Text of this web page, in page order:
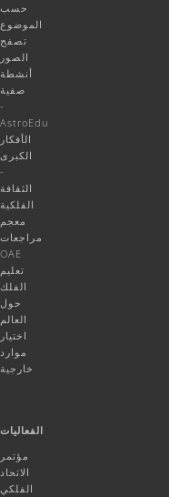
حسب
الموضوع
تصفح
الصور
أنشطة
صفية
-
AstroEdu
الأفكار
الكبرى
-
الثقافة
الفلكية
معجم
مراجعات
OAE
تعليم
الفلك
حول
العالم
اختيار
موارد
خارجية
الفعاليات
مؤتمر
الاتحاد
الفلكي